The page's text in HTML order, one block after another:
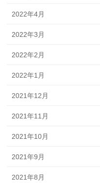
2022年4月
2022年3月
2022年2月
2022年1月
2021年12月
2021年11月
2021年10月
2021年9月
2021年8月